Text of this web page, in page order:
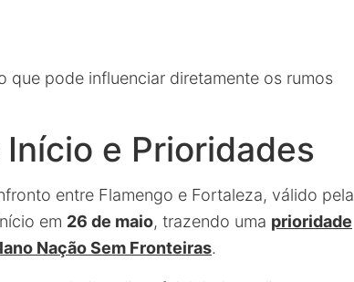
pode influenciar diretamente os rumos
e Prioridades
entre Flamengo e Fortaleza, válido pela
em 26 de maio, trazendo uma prioridade
Nação Sem Fronteiras.